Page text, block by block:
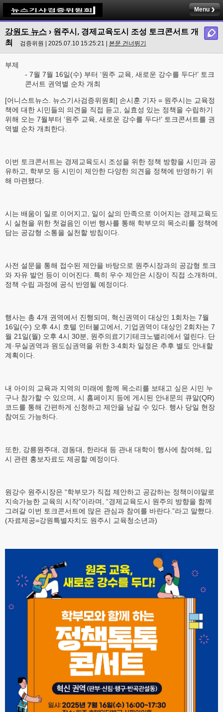
Menu
강원도 뉴스 › 원주시, 경제교육도시 조성 토크콘서트 개
최
검증위원 | 2025.07.10 15:25:21 | 본문 건너뛰기
부제
- 7월 7월 16일(수) 부터 ‘원주 교육, 새로운 강수를 두다!’ 토크
콘서트 권역별 순차 개최
[어니스트뉴스. 뉴스기사검증위원회] 손시훈 기자 = 원주시는 교육정
책에 대한 시민들의 의견을 직접 듣고, 실효성 있는 정책을 수립하기
위해 오는 7월부터 ‘원주 교육, 새로운 강수를 두다!’ 토크콘서트를 권
역별 순차 개최한다.
이번 토크콘서트는 경제교육도시 조성을 위한 정책 방향을 시민과 공
유하고, 학부모 등 시민이 제안한 다양한 의견을 정책에 반영하기 위
해 마련됐다.
시는 배움이 일로 이어지고, 일이 삶의 만족으로 이어지는 경제교육도
시 실현을 위한 첫걸음인 이번 행사를 통해 학부모의 목소리를 정책에
담는 공감형 소통을 실천할 방침이다.
사전 설문을 통해 접수된 제안을 바탕으로 원주시장과의 공감형 토크
와 자유 발언 등이 이어진다. 특히 우수 제안은 시장이 직접 소개하며,
정책 수립 과정에 공식 반영될 예정이다.
행사는 총 4개 권역에서 진행되며, 혁신권역이 대상인 1회차는 7월
16일(수) 오후 4시 호텔 인터불고에서, 기업권역이 대상인 2회차는 7
월 21일(월) 오후 4시 30분, 원주의료기기테크노밸리에서 열린다. 단
계·무실권역과 원도심권역을 위한 3·4회차 일정은 추후 별도 안내할
계획이다.
내 아이의 교육과 지역의 미래에 함께 목소리를 보태고 싶은 시민 누
구나 참가할 수 있으며, 시 홈페이지 등에 게시된 안내문의 큐알(QR)
코드를 통해 간편하게 신청하고 제안을 남길 수 있다. 행사 당일 현장
참여도 가능하다.
또한, 강릉원주대, 경동대, 한라대 등 관내 대학이 행사에 참여해, 입
시 관련 홍보자료도 제공할 예정이다.
원강수 원주시장은 “학부모가 직접 제안하고 공감하는 정책이야말로
지속가능한 교육의 시작”이라며, “경제교육도시 원주의 방향을 함께
그려갈 이번 토크콘서트에 많은 관심과 참여를 바란다.”라고 말했다.
(자료제공=강원특별자치도 원주시 교육청소년과)